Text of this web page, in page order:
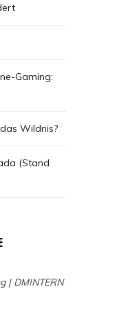
Gaming:
Wildnis?
(Stand
| DMINTERN